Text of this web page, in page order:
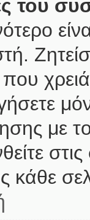
του
με
κάθε